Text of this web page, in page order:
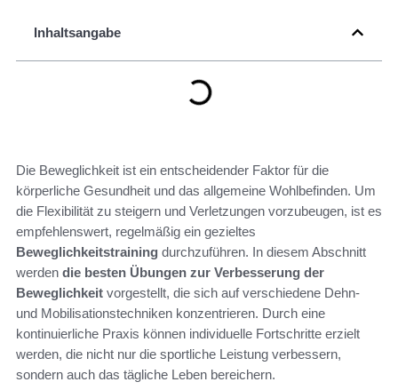
Inhaltsangabe
Die Beweglichkeit ist ein entscheidender Faktor für die
körperliche Gesundheit und das allgemeine Wohlbefinden. Um
die Flexibilität zu steigern und Verletzungen vorzubeugen, ist es
empfehlenswert, regelmäßig ein gezieltes
Beweglichkeitstraining durchzuführen. In diesem Abschnitt
werden die besten Übungen zur Verbesserung der
Beweglichkeit vorgestellt, die sich auf verschiedene Dehn-
und Mobilisationstechniken konzentrieren. Durch eine
kontinuierliche Praxis können individuelle Fortschritte erzielt
werden, die nicht nur die sportliche Leistung verbessern,
sondern auch das tägliche Leben bereichern.